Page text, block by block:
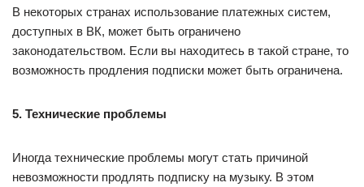
В некоторых странах использование платежных систем,
доступных в ВК, может быть ограничено
законодательством. Если вы находитесь в такой стране, то
возможность продления подписки может быть ограничена.
5. Технические проблемы
Иногда технические проблемы могут стать причиной
невозможности продлять подписку на музыку. В этом